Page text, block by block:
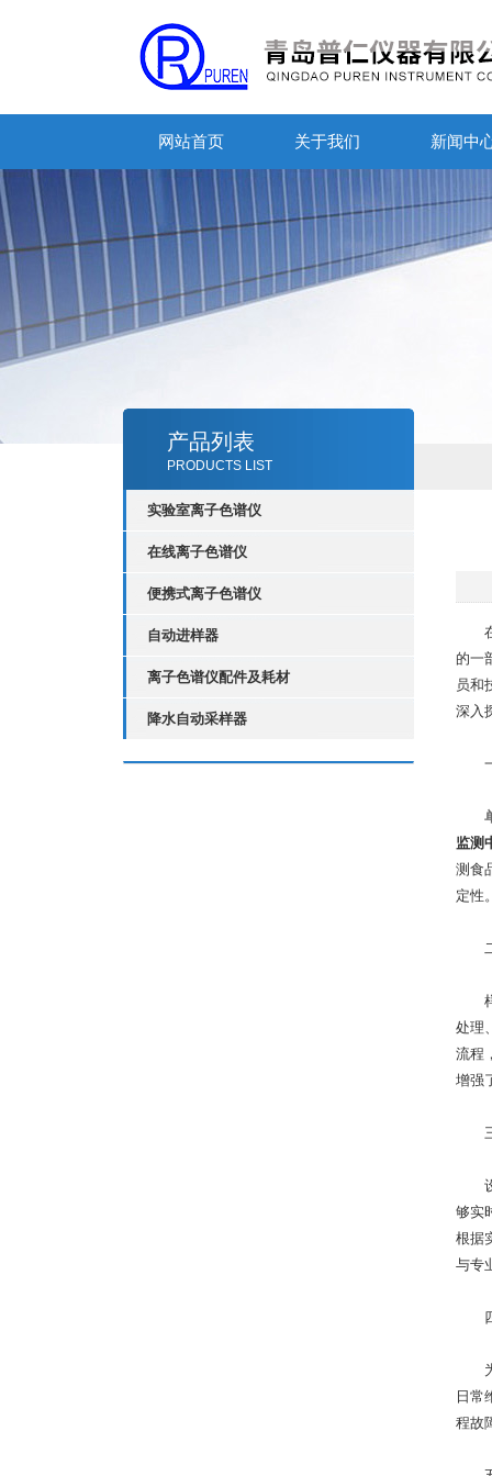
网站首页 关于我们 新闻中
产品列表
PRODUCTS LIST
实验室离子色谱仪
在线离子色谱仪
便携式离子色谱仪
自动进样器
离子色谱仪配件及耗材
降水自动采样器
在
的一
员和
深入
一
监测
测食
定性
二
样
处理
流程
增强
三
设
够实
根据
与专
四
为
日常
程故